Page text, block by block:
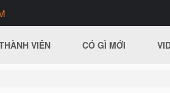
VIÊN CÓ GÌ MỚI